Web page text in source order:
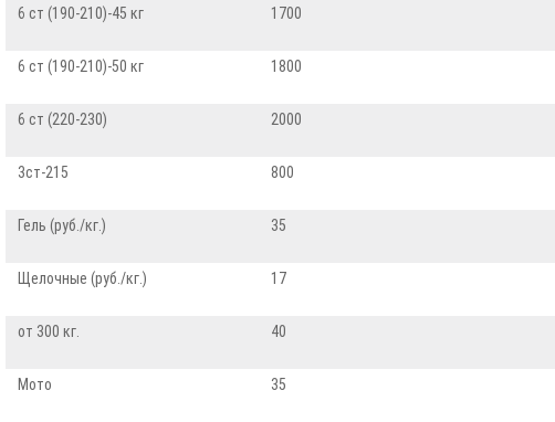
6 ст (190-210)-45 кг 1700
6 ст (190-210)-50 кг 1800
6 ст (220-230) 2000
3ст-215 800
Гель (руб./кг.) 35
Щелочные (руб./кг.) 17
от 300 кг. 40
Мото 35